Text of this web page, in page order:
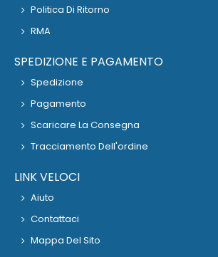
Politica Di Ritorno
RMA
SPEDIZIONE E PAGAMENTO
Spedizione
Pagamento
Scaricare La Consegna
Tracciamento Dell'ordine
LINK VELOCI
Aiuto
Contattaci
Mappa Del Sito